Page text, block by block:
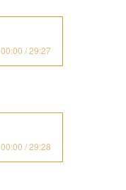
00:00 / 29:27
00:00 / 29:28